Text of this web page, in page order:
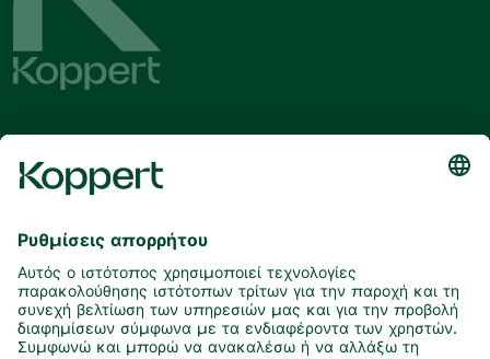
Λάβετε τα τελευταία νέα και
Εγγραφή εδώ
Συνεργάτες με τη φύση